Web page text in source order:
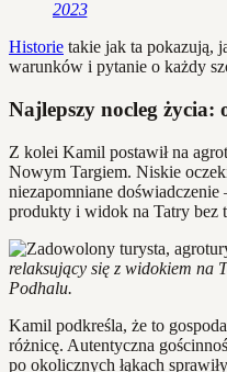
2023
Historie takie jak ta pokazują,
warunków i pytanie o każdy
Najlepszy nocleg
Z kolei Kamil postawił na
Nowym Targiem. Niskie
niezapomniane
produkty i widok na Tatry bez
relaksujący się z widokiem na
Podhalu.
Kamil podkreśla, że to
różnicę. Autentyczna
po okolicznych łąkach